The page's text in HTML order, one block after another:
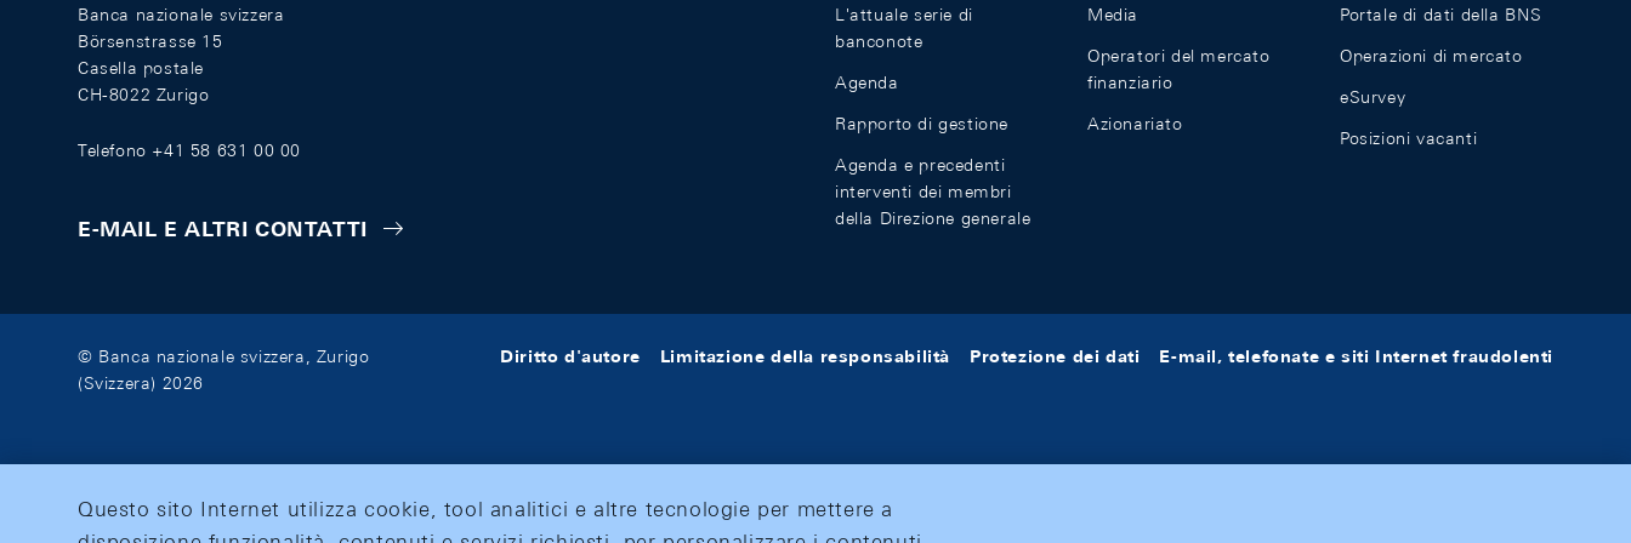
Banca nazionale svizzera
Börsenstrasse 15
Casella postale
CH-8022 Zurigo
Telefono +41 58 631 00 00
E-MAIL E ALTRI CONTATTI
L'attuale serie di
banconote
Agenda
Rapporto di gestione
Agenda e precedenti
interventi dei membri
della Direzione generale
Media
Operatori del mercato
finanziario
Azionariato
Portale di dati della BNS
Operazioni di mercato
eSurvey
Posizioni vacanti
© Banca nazionale svizzera, Zurigo
(Svizzera) 2026
Diritto d'autore Limitazione della responsabilità Protezione dei dati E-mail, telefonate e siti Internet fraudolenti
Questo sito Internet utilizza cookie, tool analitici e altre tecnologie per mettere a